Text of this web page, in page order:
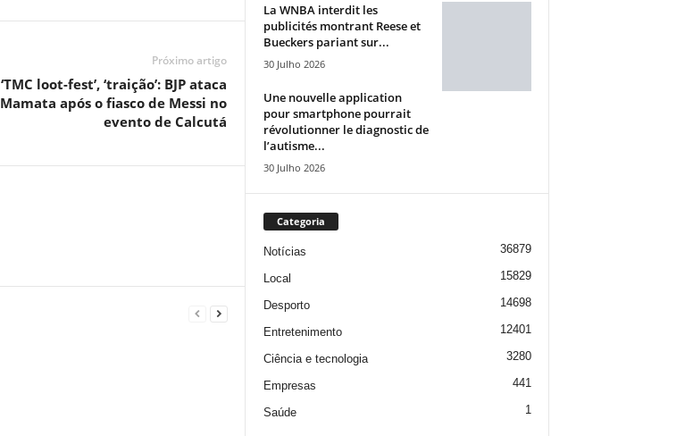
Próximo artigo
‘TMC loot-fest’, ‘traição’: BJP ataca
Mamata após o fiasco de Messi no
evento de Calcutá
La WNBA interdit les
publicités montrant Reese et
Bueckers pariant sur...
30 Julho 2026
Une nouvelle application
pour smartphone pourrait
révolutionner le diagnostic de
l’autisme...
30 Julho 2026
Categoria
Notícias 36879
Local 15829
Desporto 14698
Entretenimento 12401
Ciência e tecnologia 3280
Empresas 441
Saúde 1